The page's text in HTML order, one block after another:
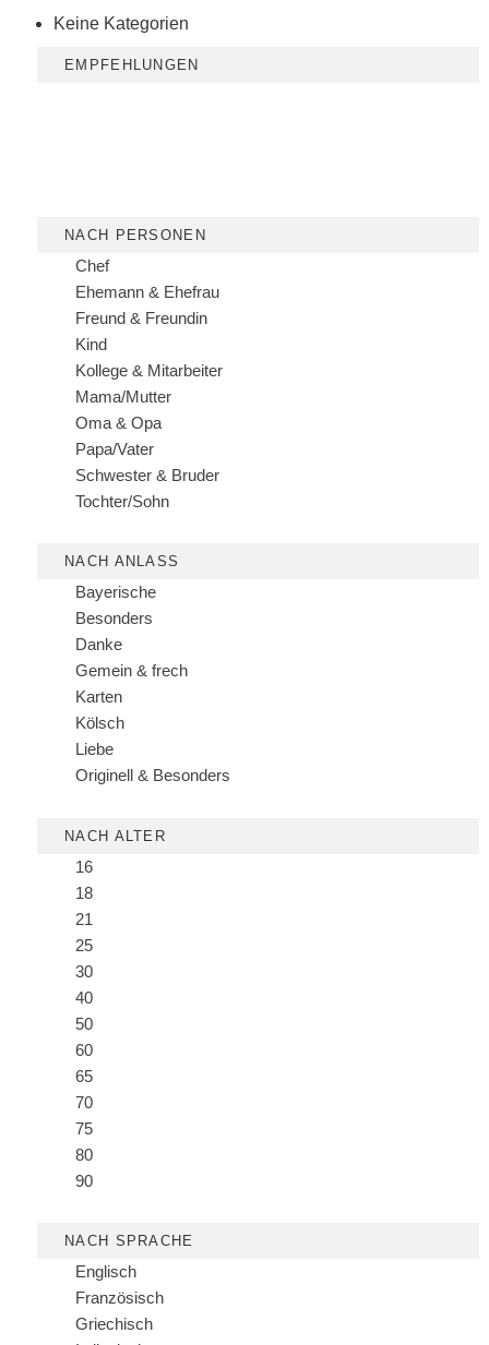
Keine Kategorien
EMPFEHLUNGEN
NACH PERSONEN
Chef
Ehemann & Ehefrau
Freund & Freundin
Kind
Kollege & Mitarbeiter
Mama/Mutter
Oma & Opa
Papa/Vater
Schwester & Bruder
Tochter/Sohn
NACH ANLASS
Bayerische
Besonders
Danke
Gemein & frech
Karten
Kölsch
Liebe
Originell & Besonders
NACH ALTER
16
18
21
25
30
40
50
60
65
70
75
80
90
NACH SPRACHE
Englisch
Französisch
Griechisch